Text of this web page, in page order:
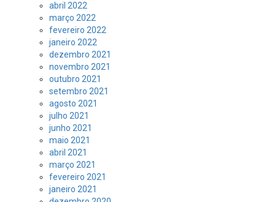
abril 2022
março 2022
fevereiro 2022
janeiro 2022
dezembro 2021
novembro 2021
outubro 2021
setembro 2021
agosto 2021
julho 2021
junho 2021
maio 2021
abril 2021
março 2021
fevereiro 2021
janeiro 2021